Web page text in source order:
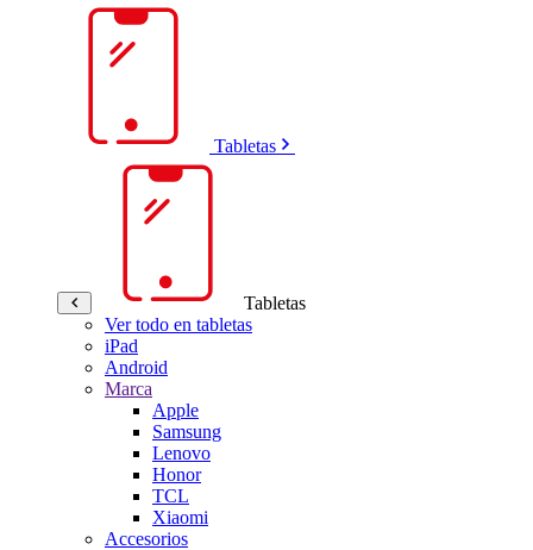
Tabletas
Tabletas
Ver todo en tabletas
iPad
Android
Marca
Apple
Samsung
Lenovo
Honor
TCL
Xiaomi
Accesorios